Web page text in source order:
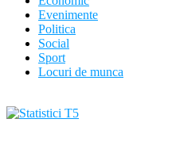
Evenimente
Politica
Social
Sport
Locuri de munca